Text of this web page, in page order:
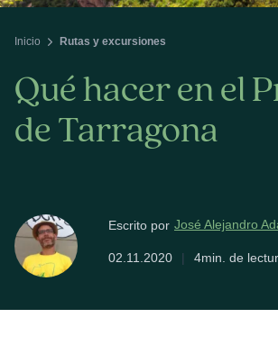
Inicio Rutas y excursiones
Qué hacer en el
de Tarragona
Escrito por José Alejandro
02.11.2020 | 4min. de